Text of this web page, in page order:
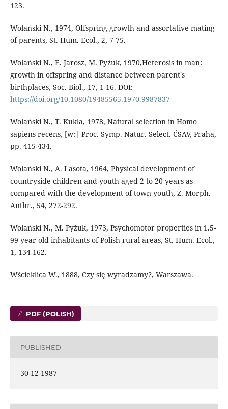
123.
Wolański N., 1974, Offspring growth and assortative mating
of parents, St. Hum. Ecol., 2, 7-75.
Wolański N., E. Jarosz, M. Pyżuk, 1970,Heterosis in man:
growth in offspring and distance between parent's
birthplaces, Soc. Biol., 17, 1-16. DOI:
https://doi.org/10.1080/19485565.1970.9987837
Wolański N., T. Kukla, 1978, Natural selection in Homo
sapiens recens, [w:| Proc. Symp. Natur. Select. ĆSAV, Praha,
pp. 415-434.
Wolański N., A. Lasota, 1964, Physical development of
countryside children and youth aged 2 to 20 years as
compared with the development of town youth, Z. Morph.
Anthr., 54, 272-292.
Wolański N., M. Pyżuk, 1973, Psychomotor properties in 1.5-
99 year old inhabitants of Polish rural areas, St. Hum. Ecol.,
1, 134-162.
Wścieklica W., 1888, Czy się wyradzamy?, Warszawa.
PDF (POLISH)
PUBLISHED
30-12-1987